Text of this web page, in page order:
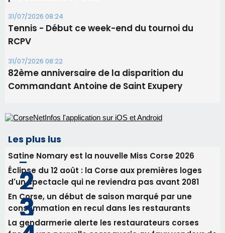
31/07/2026 08:24
Tennis - Début ce week-end du tournoi du
RCPV
31/07/2026 08:22
82ème anniversaire de la disparition du
Commandant Antoine de Saint Exupery
Les plus lus
Satine Nomary est la nouvelle Miss Corse 2026
Éclipse du 12 août : la Corse aux premières loges
d'un spectacle qui ne reviendra pas avant 2081
En Corse, un début de saison marqué par une
consommation en recul dans les restaurants
La gendarmerie alerte les restaurateurs corses